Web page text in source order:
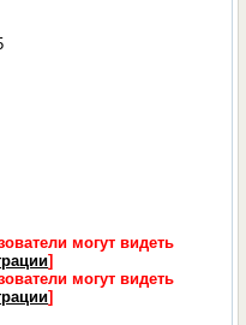
могут видеть
]
могут видеть
]